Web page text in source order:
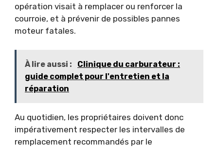
opération visait à remplacer ou renforcer la
courroie, et à prévenir de possibles pannes
moteur fatales.
À lire aussi :
Clinique du carburateur :
guide complet pour l'entretien et la
réparation
Au quotidien, les propriétaires doivent donc
impérativement respecter les intervalles de
remplacement recommandés par le